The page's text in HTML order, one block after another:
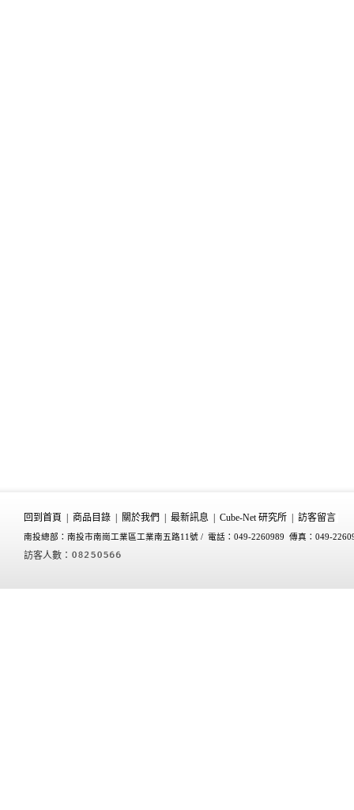
回到首頁 商品目錄 關於我們 最新訊息 Cube-Net 研究所 訪客留言
南投總部：南投市南崗工業區工業南五路11號 / 電話：049-2260989 傳真：049-
訪客人數：